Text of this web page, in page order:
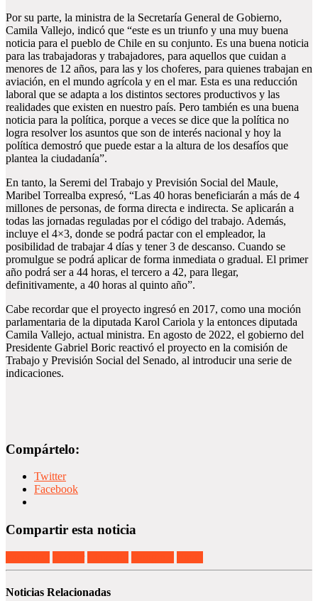
Por su parte, la ministra de la Secretaría General de Gobierno,
Camila Vallejo, indicó que “este es un triunfo y una muy buena
noticia para el pueblo de Chile en su conjunto. Es una buena noticia
para las trabajadoras y trabajadores, para aquellos que cuidan a
menores de 12 años, para las y los choferes, para quienes trabajan en
aviación, en el mundo agrícola y en el mar. Esta es una reducción
laboral que se adapta a los distintos sectores productivos y las
realidades que existen en nuestro país. Pero también es una buena
noticia para la política, porque a veces se dice que la política no
logra resolver los asuntos que son de interés nacional y hoy la
política demostró que puede estar a la altura de los desafíos que
plantea la ciudadanía”.
En tanto, la Seremi del Trabajo y Previsión Social del Maule,
Maribel Torrealba expresó, “Las 40 horas beneficiarán a más de 4
millones de personas, de forma directa e indirecta. Se aplicarán a
todas las jornadas reguladas por el código del trabajo. Además,
incluye el 4×3, donde se podrá pactar con el empleador, la
posibilidad de trabajar 4 días y tener 3 de descanso. Cuando se
promulgue se podrá aplicar de forma inmediata o gradual. El primer
año podrá ser a 44 horas, el tercero a 42, para llegar,
definitivamente, a 40 horas al quinto año”.
Cabe recordar que el proyecto ingresó en 2017, como una moción
parlamentaria de la diputada Karol Cariola y la entonces diputada
Camila Vallejo, actual ministra. En agosto de 2022, el gobierno del
Presidente Gabriel Boric reactivó el proyecto en la comisión de
Trabajo y Previsión Social del Senado, al introducir una serie de
indicaciones.
Compártelo:
Twitter
Facebook
Compartir esta noticia
Noticias Relacionadas